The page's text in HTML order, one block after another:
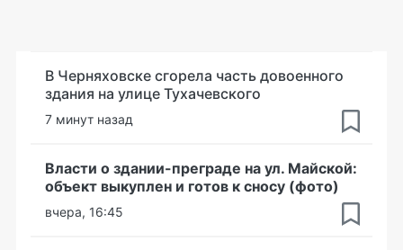
В Черняховске сгорела часть довоенного
здания на улице Тухачевского
7 минут назад
Власти о здании-преграде на ул. Майской:
объект выкуплен и готов к сносу (фото)
вчера, 16:45